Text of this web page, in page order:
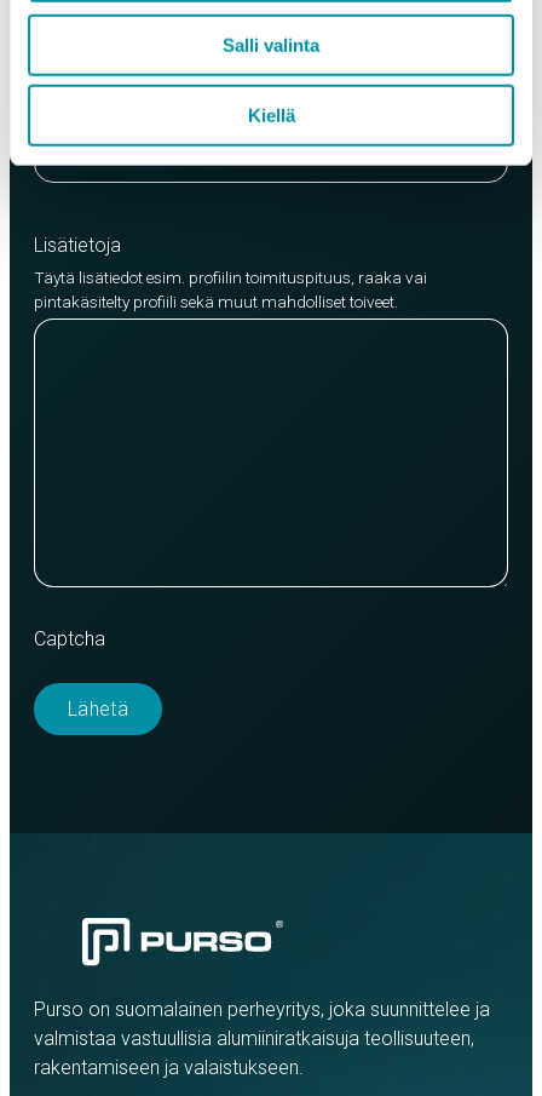
Salli valinta
Kiellä
Laatu
EN AW-6063 (min. 250kg)
EN AW-6082 (min. 500kg)
Lisää tuote
Lisätietoja
Täytä lisätiedot esim. profiilin toimituspituus, raaka vai
pintakäsitelty profiili sekä muut mahdolliset toiveet.
Captcha
Purso on suomalainen perheyritys, joka suunnittelee ja
valmistaa vastuullisia alumiiniratkaisuja teollisuuteen,
rakentamiseen ja valaistukseen.